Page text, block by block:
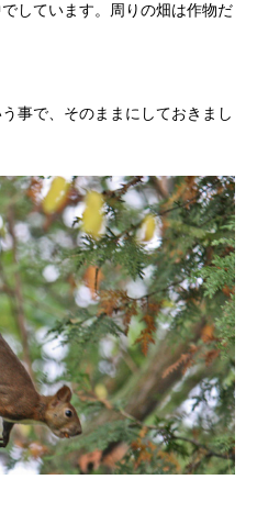
しています。周りの畑は作物だ
事で、そのままにしておきまし